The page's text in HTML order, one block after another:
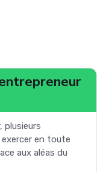
plusieurs
en toute
aux aléas du